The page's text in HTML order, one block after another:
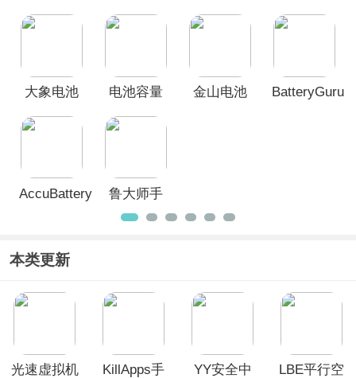
该榜单您有更好的建议，欢迎在评论区
大象电池
电池容量
金山电池
BatteryGuru
AccuBattery
鲁大师手
机版
本类更新
光速虚拟机
KillApps手
YY安全中
LBE平行空